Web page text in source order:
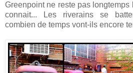
Greenpoint ne reste pas
connait... Les riverains se
combien de temps vont-ils encore